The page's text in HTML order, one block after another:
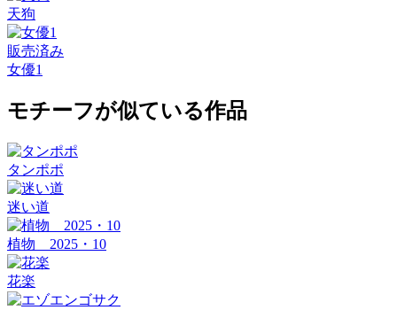
天狗
販売済み
女優1
モチーフが似ている作品
タンポポ
迷い道
植物 2025・10
花楽